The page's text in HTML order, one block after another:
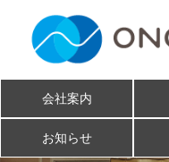
会社案内
お知らせ